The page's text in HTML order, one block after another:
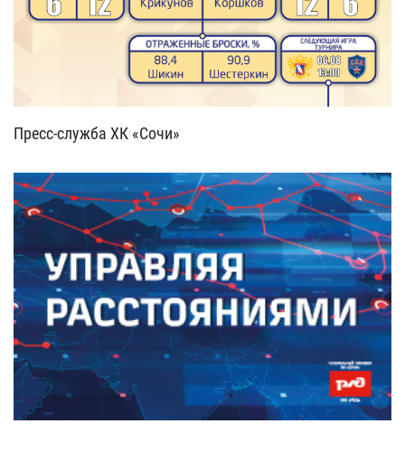
Пресс-служба ХК «Сочи»